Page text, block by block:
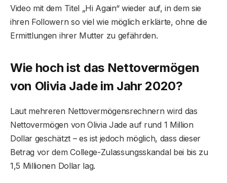
Video mit dem Titel „Hi Again“ wieder auf, in dem sie
ihren Followern so viel wie möglich erklärte, ohne die
Ermittlungen ihrer Mutter zu gefährden.
Wie hoch ist das Nettovermögen
von Olivia Jade im Jahr 2020?
Laut mehreren Nettovermögensrechnern wird das
Nettovermögen von Olivia Jade auf rund 1 Million
Dollar geschätzt – es ist jedoch möglich, dass dieser
Betrag vor dem College-Zulassungsskandal bei bis zu
1,5 Millionen Dollar lag.